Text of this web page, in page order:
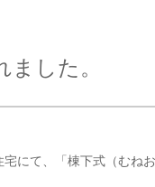
した。
にて、「棟下式（むね